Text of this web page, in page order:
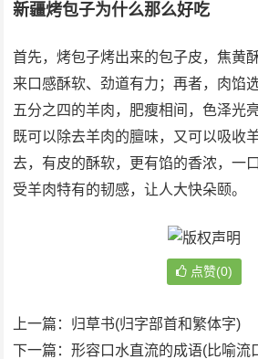
新疆烤包子为什么那么好吃
首先，烤包子烤出来的包子皮，焦黄
来口感酥软、劲道有力；再者，肉馅
五分之四的羊肉，肥瘦相间，色泽光
既可以除去羊肉的膻味，又可以吸收
去，有皮的酥软，更有馅的香浓，一
受羊肉特有的韧感，让人大快朵颐。
点赞(0)
上一篇： 归草书(归字部首和繁体字)
下一篇：形容口水直流的成语(比喻流